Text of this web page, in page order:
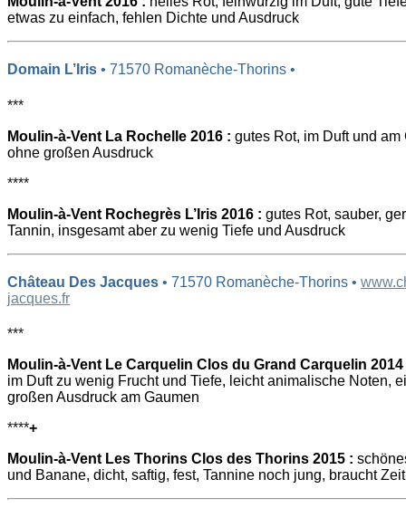
etwas zu einfach, fehlen Dichte und Ausdruck
Domain L’Iris • 71570 Romanèche-Thorins •
***
Moulin-à-Vent La Rochelle 2016 : gutes Rot, im Duft und am
ohne großen Ausdruck
****
Moulin-à-Vent Rochegrès L’Iris 2016 : gutes Rot, sauber,
Tannin, insgesamt aber zu wenig Tiefe und Ausdruck
Château Des Jacques • 71570 Romanèche-Thorins •
jacques.fr
***
Moulin-à-Vent Le Carquelin Clos du Grand Carquelin 2014
im Duft zu wenig Frucht und Tiefe, leicht animalische Noten,
großen Ausdruck am Gaumen
****+
Moulin-à-Vent Les Thorins Clos des Thorins 2015 :
und Banane, dicht, saftig, fest, Tannine noch jung, braucht Zeit